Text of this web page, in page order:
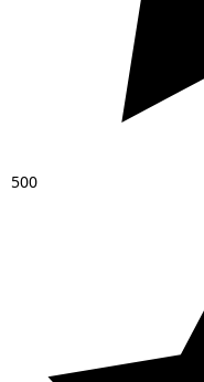
500